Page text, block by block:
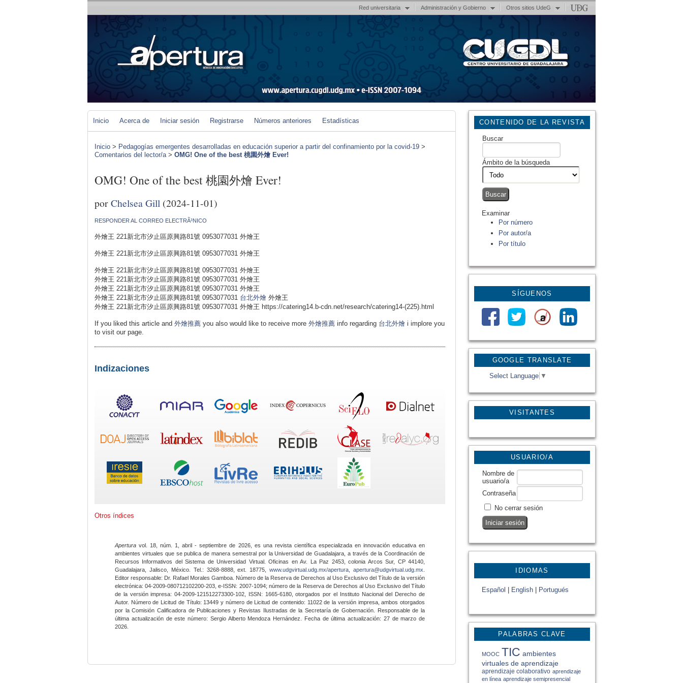
Red universitaria Administración y Gobierno Otros sitios UdeG
GOOGLE TRANSLATE
Select Language ▼
VISITANTES
CONTENIDO DE LA REVISTA
Buscar
Ámbito de la búsqueda
Examinar
Por número
Por autor/a
Por título
SÍGUENOS
USUARIO/A
Nombre de
usuario/a
Contraseña
No cerrar sesión
IDIOMAS
Español English Portugués
PALABRAS CLAVE
MOOC TIC ambientes
virtuales de aprendizaje
aprendizaje colaborativo aprendizaje
en línea aprendizaje semipresencial
Inicio Acerca de Iniciar sesión Registrarse Números anteriores Estadísticas
Inicio > Pedagogías emergentes desarrolladas en educación superior a partir del confinamiento por la covid-19 >
Comentarios del lector/a> OMG! One of the best 桃園外燴 Ever!
OMG! One of the best 桃園外燴 Ever!
porChelsea Gill (2024-11-01)
RESPONDER AL CORREO ELECTRÃ³NICO
外燴王 221新北市汐止區原興路81號 0953077031 外燴王
外燴王 221新北市汐止區原興路81號 0953077031 外燴王
外燴王 221新北市汐止區原興路81號 0953077031 外燴王
外燴王 221新北市汐止區原興路81號 0953077031 外燴王
外燴王 221新北市汐止區原興路81號 0953077031 外燴王
外燴王 221新北市汐止區原興路81號 0953077031 台北外燴 外燴王
外燴王 221新北市汐止區原興路81號 0953077031 外燴王 https://catering14.b-cdn.net/research/catering14-(225).html
If you liked this article and 外燴推薦 you also would like to receive more 外燴推薦 info regarding 台北外燴 i implore you
to visit our page.
Indizaciones
Otros índices
Apertura vol. 18, núm. 1, abril - septiembre de 2026, es una revista científica especializada en innovación educativa en
ambientes virtuales que se publica de manera semestral por la Universidad de Guadalajara, a través de la Coordinación de
Recursos Informativos del Sistema de Universidad Virtual. Oficinas en Av. La Paz 2453, colonia Arcos Sur, CP 44140,
Guadalajara, Jalisco, México. Tel.: 3268-8888, ext. 18775,www.udgvirtual.udg.mx/apertura apertura@udgvirtual.udg.mx
Editor responsable: Dr. Rafael Morales Gamboa. Número de la Reserva de Derechos al Uso Exclusivo del Título de la versión
electrónica: 04-2009-080712102200-203, e-ISSN: 2007-1094; número de la Reserva de Derechos al Uso Exclusivo del Título
de la versión impresa: 04-2009-121512273300-102, ISSN: 1665-6180, otorgados por el Instituto Nacional del Derecho de
Autor. Número de Licitud de Título: 13449 y número de Licitud de contenido: 11022 de la versión impresa, ambos otorgados
por la Comisión Calificadora de Publicaciones y Revistas Ilustradas de la Secretaría de Gobernación. Responsable de la
última actualización de este número: Sergio Alberto Mendoza Hernández. Fecha de última actualización: 27 de marzo de
2026.